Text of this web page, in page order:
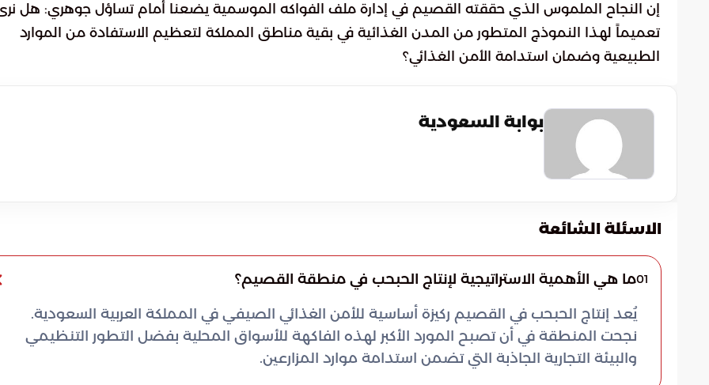
إن النجاح الملموس الذي حققته القصيم في إدارة ملف الفواكه الموسمية يضعنا أمام تساؤل جوهري: هل
تعميماً لهذا النموذج المتطور من المدن الغذائية في بقية مناطق المملكة لتعظيم الاستفادة من الموارد
الطبيعية وضمان استدامة الأمن الغذائي؟
بوابة السعودية
الاسئلة الشائعة
01ما هي الأهمية الاستراتيجية لإنتاج الحبحب في منطقة القصيم؟
يُعد إنتاج الحبحب في القصيم ركيزة أساسية للأمن الغذائي الصيفي في المملكة العربية السعودية.
نجحت المنطقة في أن تصبح المورد الأكبر لهذه الفاكهة للأسواق المحلية بفضل التطور التنظيمي
والبيئة التجارية الجاذبة التي تضمن استدامة موارد المزارعين.